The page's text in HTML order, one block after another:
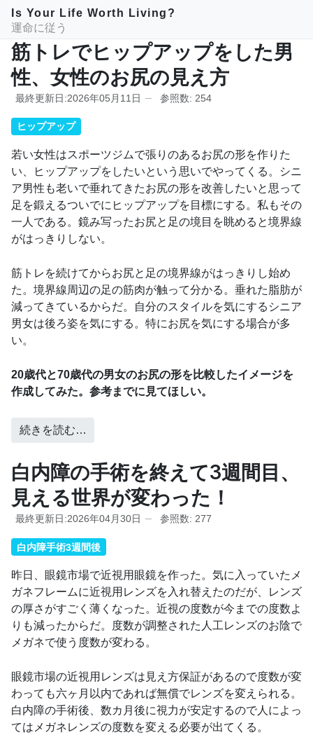
Is Your Life Worth Living?
運命に従う
筋トレでヒップアップをした男
性、女性のお尻の見え方
最終更新日:2026年05月11日 参照数: 254
ヒップアップ
若い女性はスポーツジムで張りのあるお尻の形を作りた
い、ヒップアップをしたいという思いでやってくる。シニ
ア男性も老いで垂れてきたお尻の形を改善したいと思って
足を鍛えるついでにヒップアップを目標にする。私もその
一人である。鏡み写ったお尻と足の境目を眺めると境界線
がはっきりしない。
筋トレを続けてからお尻と足の境界線がはっきりし始め
た。境界線周辺の足の筋肉が触って分かる。垂れた脂肪が
減ってきているからだ。自分のスタイルを気にするシニア
男女は後ろ姿を気にする。特にお尻を気にする場合が多
い。
20歳代と70歳代の男女のお尻の形を比較したイメージを
作成してみた。参考までに見てほしい。
続きを読む…
白内障の手術を終えて3週間目、
見える世界が変わった！
最終更新日:2026年04月30日 参照数: 277
白内障手術3週間後
昨日、眼鏡市場で近視用眼鏡を作った。気に入っていたメ
ガネフレームに近視用レンズを入れ替えたのだが、レンズ
の厚さがすごく薄くなった。近視の度数が今までの度数よ
りも減ったからだ。度数が調整された人工レンズのお陰で
メガネで使う度数が変わる。
眼鏡市場の近視用レンズは見え方保証があるので度数が変
わっても六ヶ月以内であれば無償でレンズを変えられる。
白内障の手術後、数カ月後に視力が安定するので人によっ
てはメガネレンズの度数を変える必要が出てくる。